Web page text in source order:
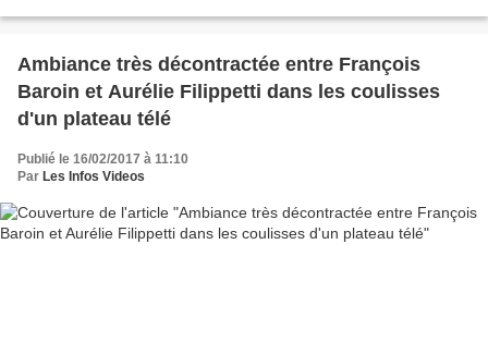
Ambiance très décontractée entre François
Baroin et Aurélie Filippetti dans les coulisses
d'un plateau télé
Publié le 16/02/2017 à 11:10
Par Les Infos Videos